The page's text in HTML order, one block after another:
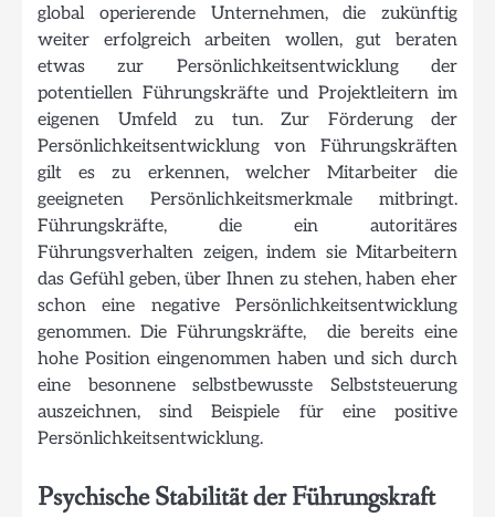
global operierende Unternehmen, die zukünftig
weiter erfolgreich arbeiten wollen, gut beraten
etwas zur Persönlichkeitsentwicklung der
potentiellen Führungskräfte und Projektleitern im
eigenen Umfeld zu tun. Zur Förderung der
Persönlichkeitsentwicklung von Führungskräften
gilt es zu erkennen, welcher Mitarbeiter die
geeigneten Persönlichkeitsmerkmale mitbringt.
Führungskräfte, die ein autoritäres
Führungsverhalten zeigen, indem sie Mitarbeitern
das Gefühl geben, über Ihnen zu stehen, haben eher
schon eine negative Persönlichkeitsentwicklung
genommen. Die Führungskräfte, die bereits eine
hohe Position eingenommen haben und sich durch
eine besonnene selbstbewusste Selbststeuerung
auszeichnen, sind Beispiele für eine positive
Persönlichkeitsentwicklung.
Psychische Stabilität der Führungskraft